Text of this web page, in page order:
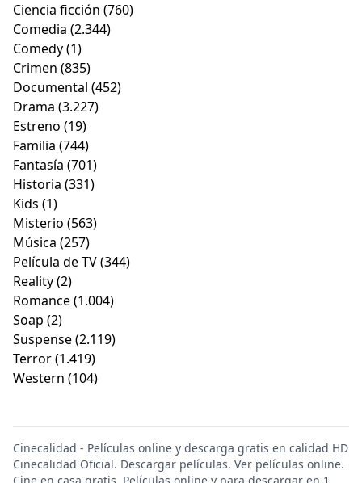
Ciencia ficción (760)
Comedia (2.344)
Comedy(1)
Crimen (835)
Documental (452)
Drama (3.227)
Estreno (19)
Familia (744)
Fantasía (701)
Historia (331)
Kids (1)
Misterio (563)
Música (257)
Película de TV(344)
Reality(2)
Romance(1.004)
Soap (2)
Suspense(2.119)
Terror(1.419)
Western (104)
Cinecalidad - Películas online y descarga gratis en calidad HD
Cinecalidad Oficial. Descargar películas. Ver películas online.